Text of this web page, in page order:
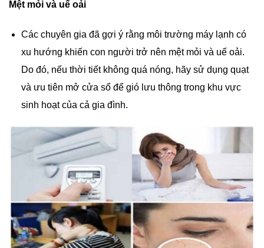
Mệt mỏi và uể oải
Các chuyên gia đã gợi ý rằng môi trường máy lạnh có
xu hướng khiến con người trở nên mệt mỏi và uể oải.
Do đó, nếu thời tiết không quá nóng, hãy sử dụng quạt
và ưu tiên mở cửa sổ để gió lưu thông trong khu vực
sinh hoạt của cả gia đình.